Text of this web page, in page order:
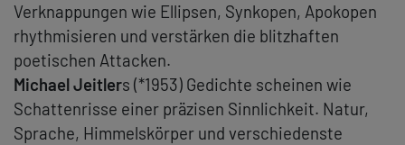
Verknappungen wie Ellipsen, Synkopen, Apokopen
rhythmisieren und verstärken die blitzhaften
poetischen Attacken.
Michael Jeitlers (*1953) Gedichte scheinen wie
Schattenrisse einer präzisen Sinnlichkeit. Natur,
Sprache, Himmelskörper und verschiedenste